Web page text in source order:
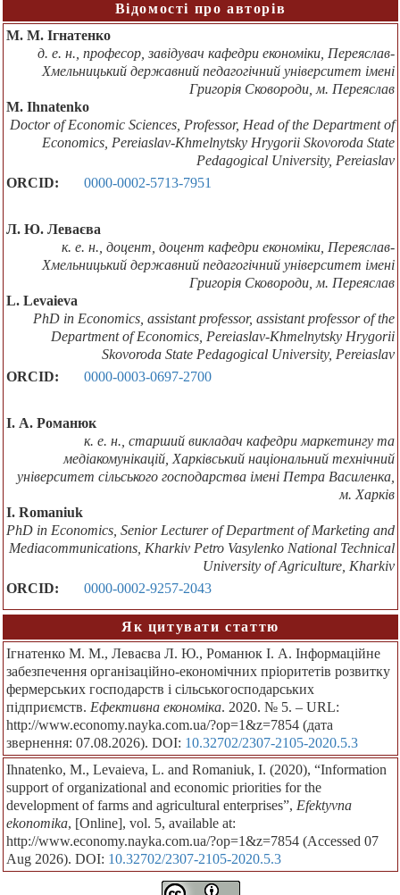
Відомості про авторів
М. М. Ігнатенко
д. е. н., професор, завідувач кафедри економіки, Переяслав-
Хмельницький державний педагогічний університет імені
Григорія Сковороди, м. Переяслав
M. Іhnatenko
Doctor of Economic Sciences, Professor, Head of the Department of
Economics, Pereiaslav-Khmelnytsky Hrygorii Skovoroda State
Pedagogical University, Pereiaslav
ORCID:
0000-0002-5713-7951
Л. Ю. Леваєва
к. е. н., доцент, доцент кафедри економіки, Переяслав-
Хмельницький державний педагогічний університет імені
Григорія Сковороди, м. Переяслав
L. Levaieva
PhD in Economics, assistant professor, assistant professor of the
Department of Economics, Pereiaslav-Khmelnytsky Hrygorii
Skovoroda State Pedagogical University, Pereiaslav
ORCID:
0000-0003-0697-2700
І. А. Романюк
к. е. н., старший викладач кафедри маркетингу та
медіакомунікацій, Харківський національний технічний
університет сільського господарства імені Петра Василенка,
м. Харків
I. Romaniuk
PhD in Economics, Senior Lecturer of Department of Marketing and
Mediacommunications, Kharkiv Petro Vasylenko National Technical
University of Agriculture, Kharkiv
ORCID:
0000-0002-9257-2043
Як цитувати статтю
Ігнатенко М. М., Леваєва Л. Ю., Романюк І. А. Інформаційне
забезпечення організаційно-економічних пріоритетів розвитку
фермерських господарств і сільськогосподарських
підприємств. Ефективна економіка. 2020. № 5. – URL:
http://www.economy.nayka.com.ua/?op=1&z=7854 (дата
звернення: 07.08.2026). DOI: 10.32702/2307-2105-2020.5.3
Іhnatenko, M., Levaieva, L. and Romaniuk, I. (2020), “Information
support of organizational and economic priorities for the
development of farms and agricultural enterprises”, Efektyvna
ekonomika, [Online], vol. 5, available at:
http://www.economy.nayka.com.ua/?op=1&z=7854 (Accessed 07
Aug 2026). DOI: 10.32702/2307-2105-2020.5.3